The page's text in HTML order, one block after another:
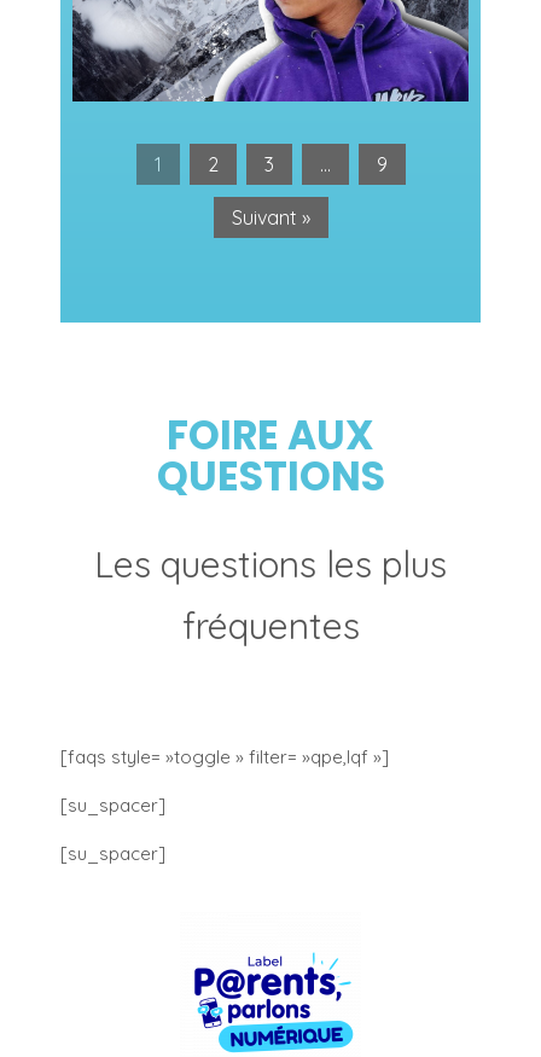
1 2 3 … 9
Suivant »
FOIRE AUX
QUESTIONS
Les questions les plus
fréquentes
[faqs style= »toggle » filter= »qpe,lqf »]
[su_spacer]
[su_spacer]